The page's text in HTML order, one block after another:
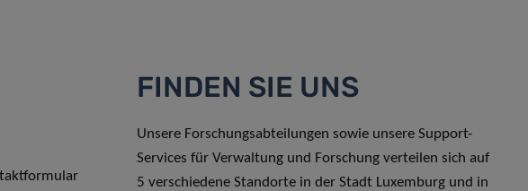
FINDEN SIE UNS
Unsere Forschungsabteilungen sowie unsere Support-
Services für Verwaltung und Forschung verteilen sich auf
5 verschiedene Standorte in der Stadt Luxemburg und in